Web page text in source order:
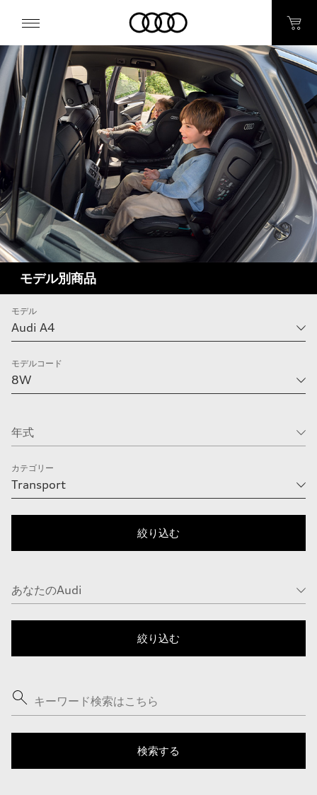
モデル別商品
モデル
モデルコード
カテゴリー